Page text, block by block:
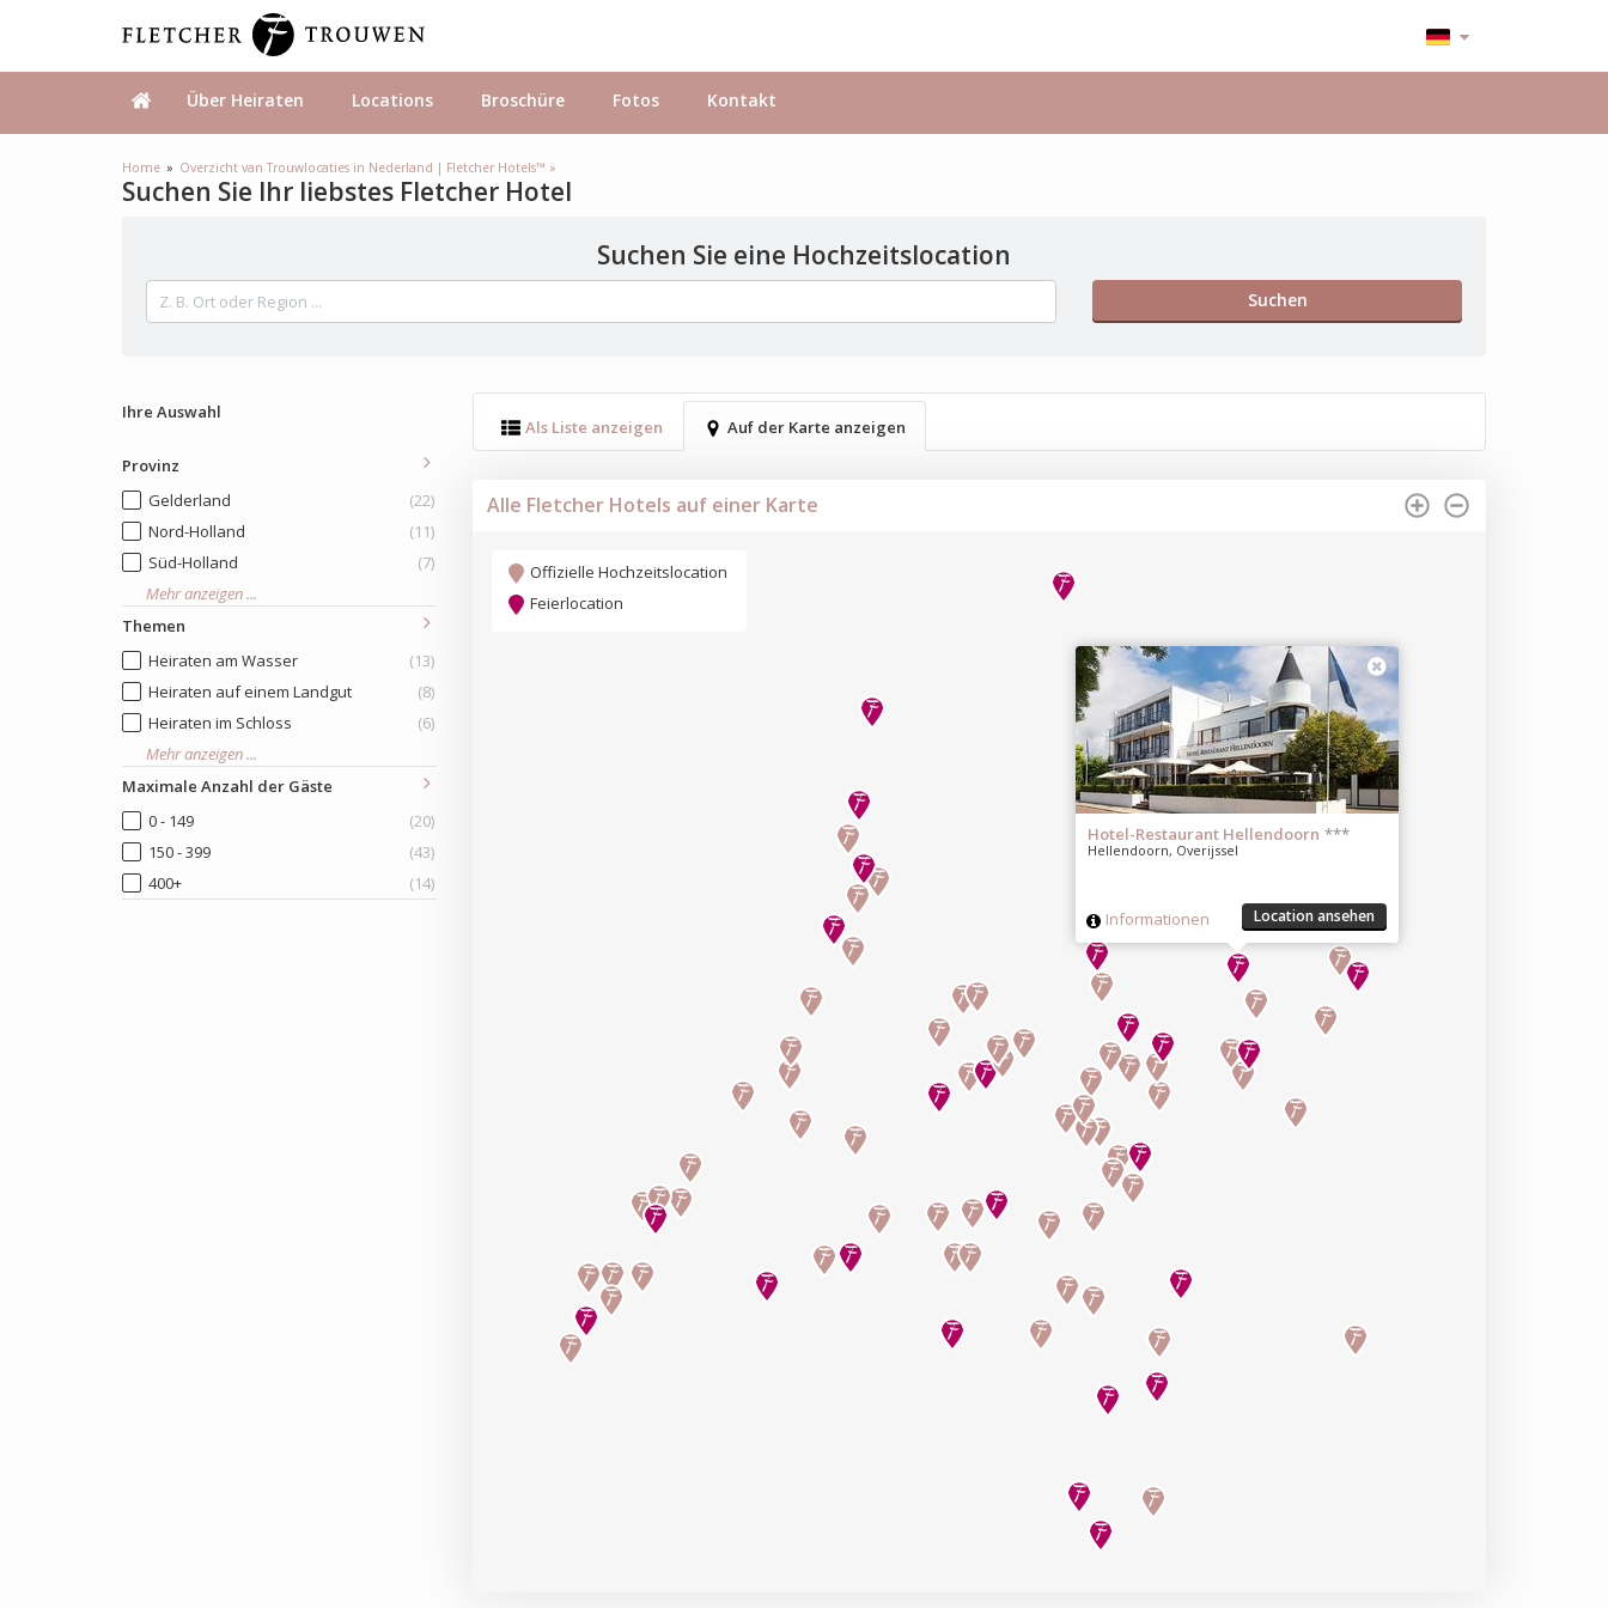
Über Heiraten Locations Broschüre Fotos Kontakt
Home Overzicht van Trouwlocaties in Nederland | Fletcher Hotels™ »
Suchen Sie Ihr liebstes Fletcher Hotel
Suchen Sie eine Hochzeitslocation
Ihre Auswahl
Provinz
Gelderland
(22)
Nord-Holland
(11)
Süd-Holland
(7)
Mehr anzeigen ...
Themen
Heiraten am Wasser
(13)
Heiraten auf einem Landgut
(8)
Heiraten im Schloss
(6)
Mehr anzeigen ...
Maximale Anzahl der Gäste
0 - 149
(20)
150 - 399
(43)
400+
(14)
Als Liste anzeigen Auf der Karte anzeigen
Alle Fletcher Hotels auf einer Karte
Hotel-Restaurant Hellendoorn ***
Hellendoorn, Overijssel
Informationen Location ansehen
Offizielle Hochzeitslocation
Feierlocation